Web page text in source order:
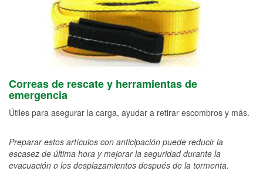
Correas de rescate y herramientas de
emergencia
Útiles para asegurar la carga, ayudar a retirar escombros y más.
Preparar estos artículos con anticipación puede reducir la
escasez de última hora y mejorar la seguridad durante la
evacuación o los desplazamientos después de la tormenta.